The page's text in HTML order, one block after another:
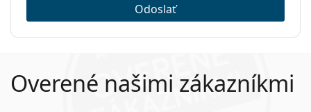
Odoslať
Overené našimi zákazníkmi